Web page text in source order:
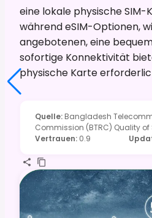
eine lokale physische
während eSIM-Optionen,
angebotenen, eine
sofortige Konnektivität
physische Karte
Quelle: Bangladesh
Commission (BTRC) Quality of
Vertrauen: 0.9